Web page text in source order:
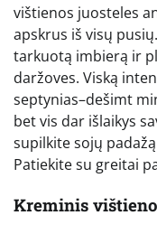
vištienos juosteles
apskrus iš visų
tarkuotą imbierą ir
daržoves. Viską
septynias–dešimt
bet vis dar išlaikys
supilkite sojų
Patiekite su greitai
Kreminis